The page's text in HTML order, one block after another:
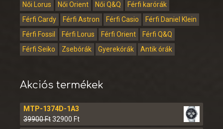
Női Lorus
Női Orient Női Q&Q
Férfi karórák
Férfi Cardy
Férfi Astron Férfi Casio
Férfi Daniel Klein
Férfi Fossil
Férfi Lorus Férfi Orient
Férfi Q&Q
Férfi Seiko
Zsebórák Gyerekórák Antik órák
Akciós termékek
MTP-1374D-1A3
39900Ft32900 Ft